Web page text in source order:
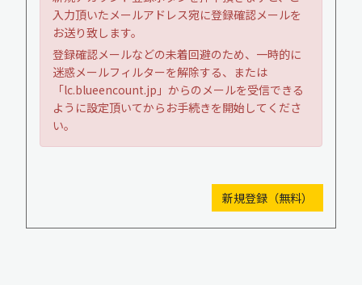
入力頂いたメールアドレス宛に登録確認メールを
お送り致します。
登録確認メールなどの未着回避のため、一時的に
迷惑メールフィルターを解除する、または
「lc.blueencount.jp」からのメールを受信できる
ように設定頂いてからお手続きを開始してくださ
い。